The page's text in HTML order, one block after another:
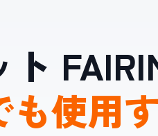
も使用